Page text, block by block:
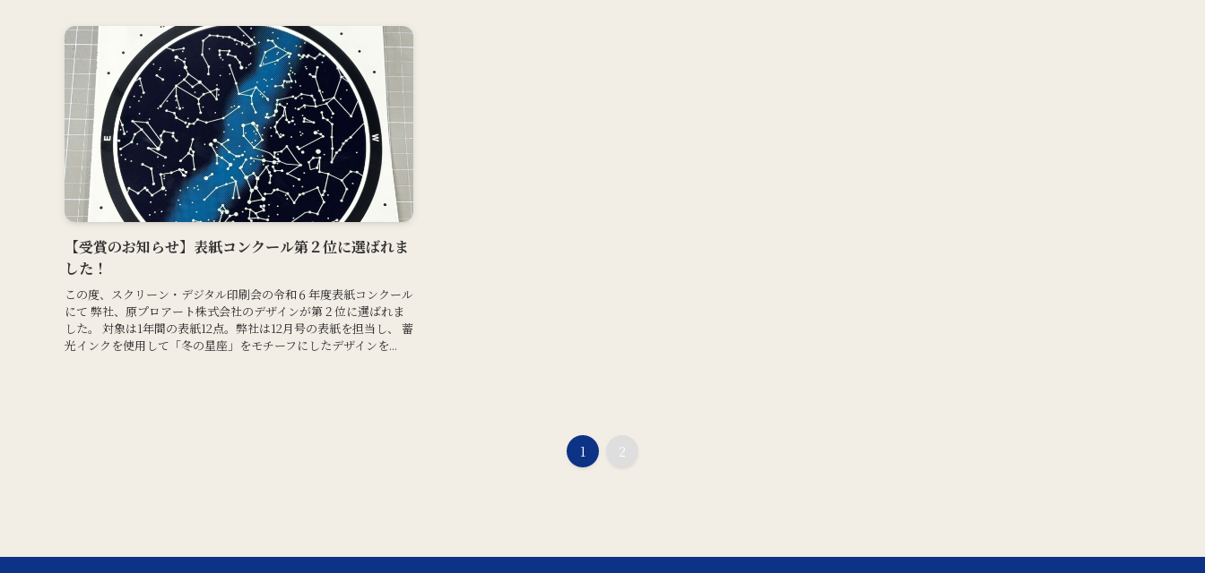
【受賞のお知らせ】表紙コンクール第２位に選ばれま
した！
この度、スクリーン・デジタル印刷会の令和６年度表紙コンクール
にて 弊社、原プロアート株式会社のデザインが第２位に選ばれま
した。 対象は1年間の表紙12点。弊社は12月号の表紙を担当し、 蓄
光インクを使用して「冬の星座」をモチーフにしたデザインを...
1 2